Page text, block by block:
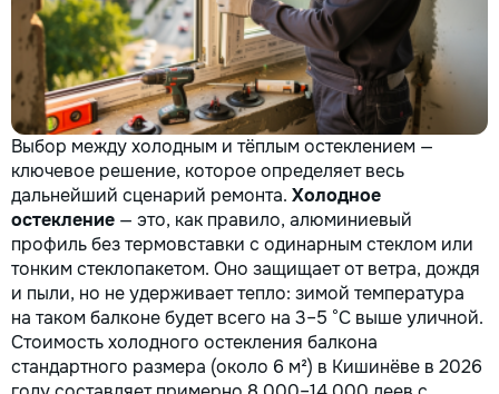
и посудомоечные
сушильные машины. 🍳
Электрические и
индукционные плиты,
духовые шкафы 🍲
Микроволновые печи,
вытяжки 🧹 Пылесосы и
мелкая бытовая техника
Водонагреватели
Электропроводку и все
Сантехнические работы.
Ваша техника сломалась,
искрит или не
Не спешите покупать
Спасем ваш бюджет.
Выбор между холодным и тёплым остеклением —
ключевое решение, которое определяет весь
дальнейший сценарий ремонта. Холодное
остекление — это, как правило, алюминиевый
профиль без термовставки с одинарным стеклом или
тонким стеклопакетом. Оно защищает от ветра, дождя
и пыли, но не удерживает тепло: зимой температура
на таком балконе будет всего на 3–5 °C выше уличной.
Стоимость холодного остекления балкона
стандартного размера (около 6 м²) в Кишинёве в 2026